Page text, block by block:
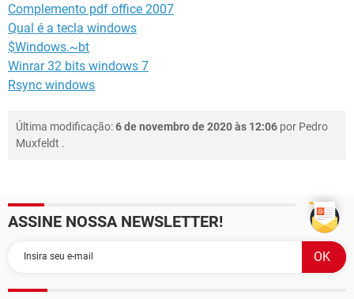
Complemento pdf office 2007
Qual é a tecla windows
$Windows.~bt
Winrar 32 bits windows 7
Rsync windows
Última modificação:6 de novembro de 2020 às 12:06 por Pedro
Muxfeldt .
ASSINE NOSSA NEWSLETTER!